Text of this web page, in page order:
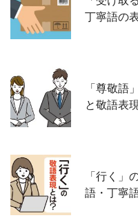
丁寧語の
「尊敬語
と敬語表
「行く」
語・丁寧